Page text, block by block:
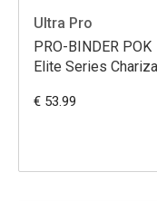
Ultra Pro
PRO-BINDER POK
Elite Series
€ 53.99